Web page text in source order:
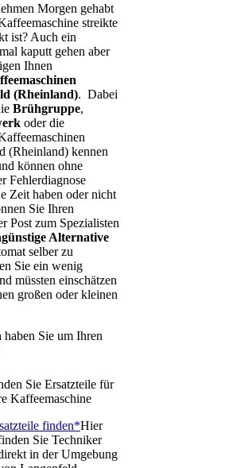
Morgen gehabt
streikte
ist? Auch ein
kaputt gehen aber
Ihnen
(Rheinland). Dabei
Brühgruppe,
oder die
(Rheinland) kennen
können ohne
Fehlerdiagnose
Zeit haben oder nicht
Sie Ihren
Post zum Spezialisten
Alternative
selber zu
Sie ein wenig
müssten einschätzen
großen oder kleinen
haben Sie um Ihren
Sie Ersatzteile für
Kaffeemaschine
finden*Hier
Sie Techniker
in der Umgebung